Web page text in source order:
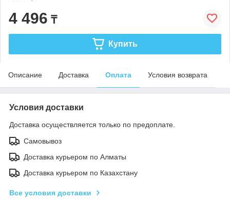
4 496 ₸
Купить
Описание Доставка Оплата Условия возврата
Условия доставки
Доставка осуществляется только по предоплате.
Самовывоз
Доставка курьером по Алматы
Доставка курьером по Казахстану
Все условия доставки